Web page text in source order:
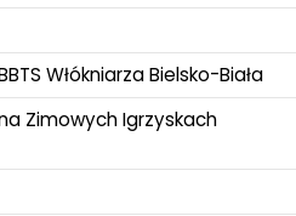
Włókniarza Bielsko-Biała
Zimowych Igrzyskach